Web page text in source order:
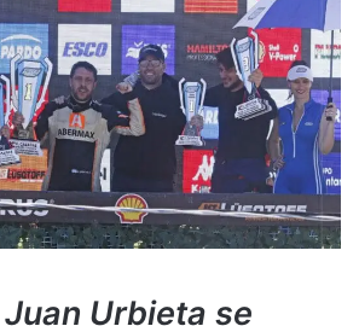
Urbieta se